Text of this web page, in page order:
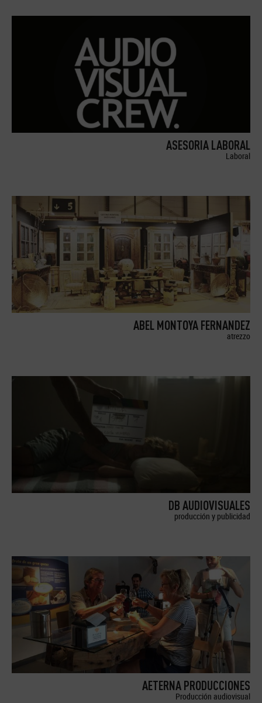
ASESORIA LABORAL
Laboral
ABEL MONTOYA FERNANDEZ
atrezzo
DB AUDIOVISUALES
producción y publicidad
AETERNA PRODUCCIONES
Producción audiovisual